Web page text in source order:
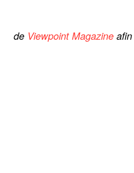
de Viewpoint Magazine